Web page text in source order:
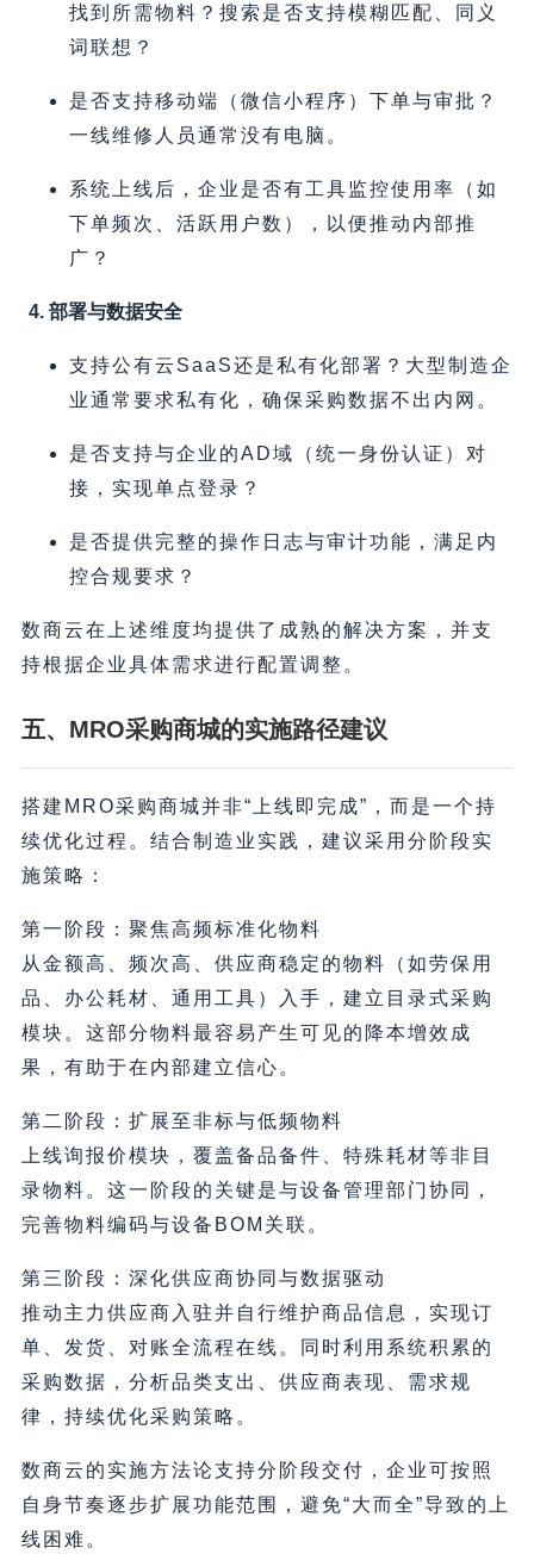
找到所需物料？搜索是否支持模糊匹配、同义
词联想？
是否支持移动端（微信小程序）下单与审批？
一线维修人员通常没有电脑。
系统上线后，企业是否有工具监控使用率（如
下单频次、活跃用户数），以便推动内部推
广？
4. 部署与数据安全
支持公有云SaaS还是私有化部署？大型制造企
业通常要求私有化，确保采购数据不出内网。
是否支持与企业的AD域（统一身份认证）对
接，实现单点登录？
是否提供完整的操作日志与审计功能，满足内
控合规要求？
数商云在上述维度均提供了成熟的解决方案，并支
持根据企业具体需求进行配置调整。
五、MRO采购商城的实施路径建议
搭建MRO采购商城并非“上线即完成”，而是一个持
续优化过程。结合制造业实践，建议采用分阶段实
施策略：
第一阶段：聚焦高频标准化物料
从金额高、频次高、供应商稳定的物料（如劳保用
品、办公耗材、通用工具）入手，建立目录式采购
模块。这部分物料最容易产生可见的降本增效成
果，有助于在内部建立信心。
第二阶段：扩展至非标与低频物料
上线询报价模块，覆盖备品备件、特殊耗材等非目
录物料。这一阶段的关键是与设备管理部门协同，
完善物料编码与设备BOM关联。
第三阶段：深化供应商协同与数据驱动
推动主力供应商入驻并自行维护商品信息，实现订
单、发货、对账全流程在线。同时利用系统积累的
采购数据，分析品类支出、供应商表现、需求规
律，持续优化采购策略。
数商云的实施方法论支持分阶段交付，企业可按照
自身节奏逐步扩展功能范围，避免“大而全”导致的上
线困难。